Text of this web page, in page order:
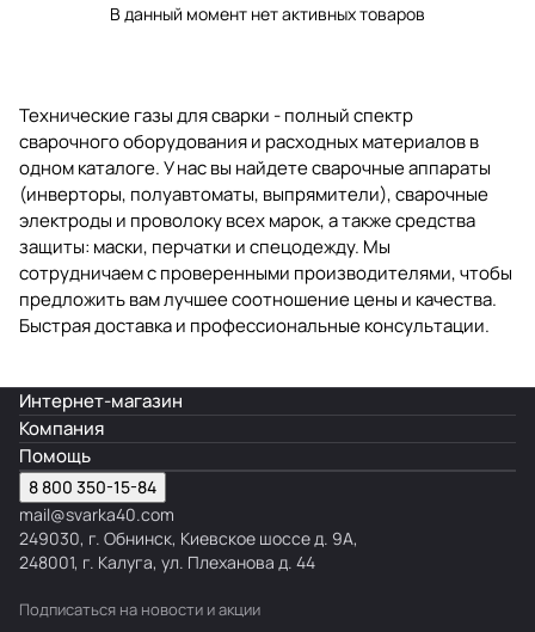
В данный момент нет активных товаров
Технические газы для сварки - полный спектр
сварочного оборудования и расходных материалов в
одном каталоге. У нас вы найдете сварочные аппараты
(инверторы, полуавтоматы, выпрямители), сварочные
электроды и проволоку всех марок, а также средства
защиты: маски, перчатки и спецодежду. Мы
сотрудничаем с проверенными производителями, чтобы
предложить вам лучшее соотношение цены и качества.
Быстрая доставка и профессиональные консультации.
Интернет-магазин
Компания
Помощь
8 800 350-15-84
mail@svarka40.com
249030, г. Обнинск, Киевское шоссе д. 9А,
248001, г. Калуга, ул. Плеханова д. 44
Подписаться на новости и акции